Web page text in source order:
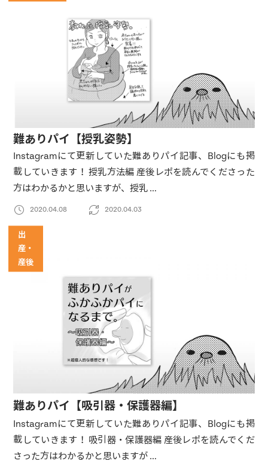
難ありパイ【授乳姿勢】
Instagramにて更新していた難ありパイ記事、Blogにも掲
載していきます！ 授乳方法編 産後レポを読んでくださった
方はわかるかと思いますが、授乳 …
2020.04.08 2020.04.03
出
産・
産後
難ありパイ【吸引器・保護器編】
Instagramにて更新していた難ありパイ記事、Blogにも掲
載していきます！ 吸引器・保護器編 産後レポを読んでくだ
さった方はわかるかと思いますが …